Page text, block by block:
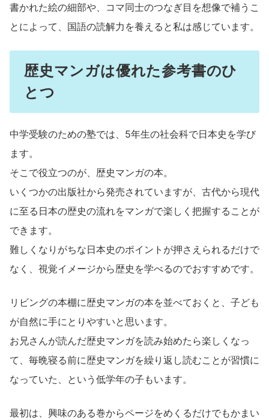
書かれた絵の細部や、コマ同士のつなぎ目を想像で補うこ
とによって、国語の読解力を養えると私は感じています。
歴史マンガは優れた参考書のひ
とつ
中学受験のための塾では、5年生の社会科で日本史を学び
ます。
そこで役立つのが、歴史マンガの本。
いくつかの出版社から発売されていますが、古代から現代
に至る日本の歴史の流れをマンガで楽しく把握することが
できます。
難しくなりがちな日本史のポイントが押さえられるだけで
なく、視覚イメージから歴史を学べるのでおすすめです。
リビングの本棚に歴史マンガの本を並べておくと、子ども
が自然に手にとりやすいと思います。
お兄さんが読んだ歴史マンガを読み始めたら楽しくなっ
て、毎晩寝る前に歴史マンガを繰り返し読むことが習慣に
なっていた、という低学年の子もいます。
最初は、興味のある巻からページをめくるだけでもかまい